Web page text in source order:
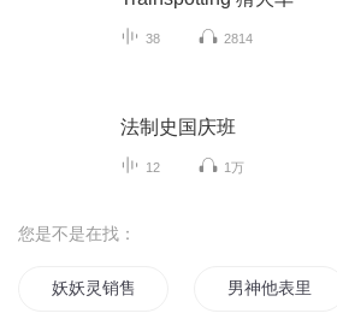
38 2814
法制史国庆班
12 1万
您是不是在找：
妖妖灵销售员 男神他表里不一